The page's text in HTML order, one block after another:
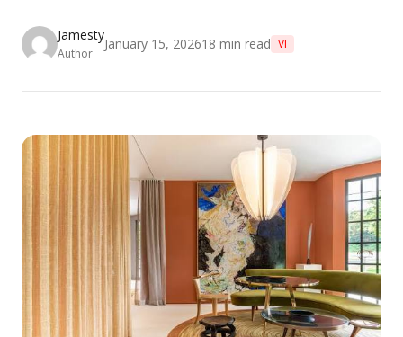
Jamesty
Author
January 15, 202618 min read VI